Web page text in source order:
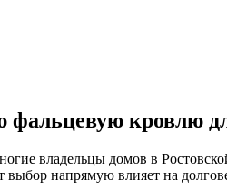
фальцевую кровлю
владельцы домов в
напрямую влияет на